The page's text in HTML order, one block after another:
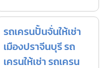
รถเครนปั้นจั่นให้เช่า
เมืองปราจีนบุรี รถ
เครนให้เช่า รถเครน